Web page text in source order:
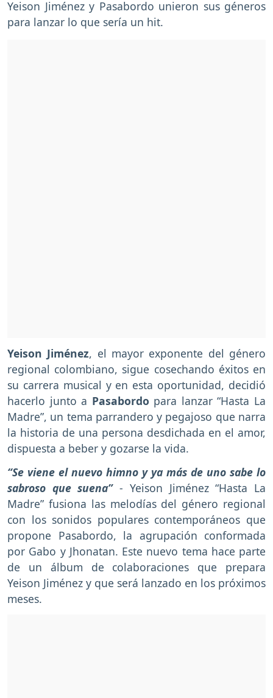
Yeison Jiménez y Pasabordo unieron sus géneros
para lanzar lo que sería un hit.
Yeison Jiménez, el mayor exponente del género
regional colombiano, sigue cosechando éxitos en
su carrera musical y en esta oportunidad, decidió
hacerlo junto a Pasabordo para lanzar “Hasta La
Madre”, un tema parrandero y pegajoso que narra
la historia de una persona desdichada en el amor,
dispuesta a beber y gozarse la vida.
“Se viene el nuevo himno y ya más de uno sabe lo
sabroso que suena”- Yeison Jiménez “Hasta La
Madre” fusiona las melodías del género regional
con los sonidos populares contemporáneos que
propone Pasabordo, la agrupación conformada
por Gabo y Jhonatan. Este nuevo tema hace parte
de un álbum de colaboraciones que prepara
Yeison Jiménez y que será lanzado en los próximos
meses.